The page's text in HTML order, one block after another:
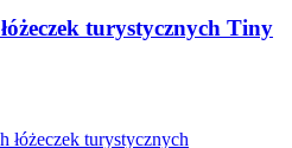
turystycznych Tiny